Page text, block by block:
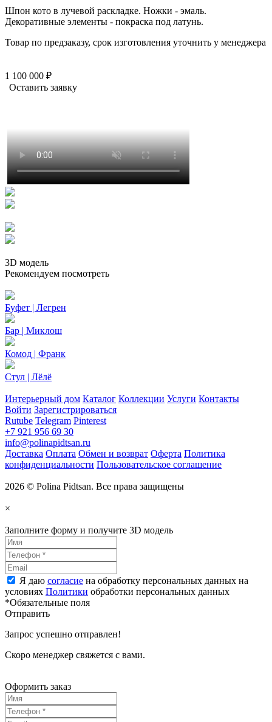
Шпон кото в лучевой раскладке. Ножки - эмаль.
Декоративные элементы - покраска под латунь.
Товар по предзаказу, срок изготовления уточнить у менеджера
1 100 000 ₽
Оставить заявку
3D модель
Рекомендуем посмотреть
Буфет | Легрен
Бар | Миклош
Комод | Франк
Стул | Лёлё
Интерьерный дом Каталог Коллекции Услуги Контакты
Войти Зарегистрироваться
Rutube Telegram Pinterest
+7 921 956 69 30
info@polinapidtsan.ru
Доставка Оплата Обмен и возврат Оферта Политика
конфиденциальности Пользовательское соглашение
2026 © Polina Pidtsan. Все права защищены
×
Заполните форму и получите 3D модель
Я даю согласие на обработку персональных данных на
условиях Политики обработки персональных данных
*Обязательные поля
Отправить
Запрос успешно отправлен!
Скоро менеджер свяжется с вами.
Оформить заказ